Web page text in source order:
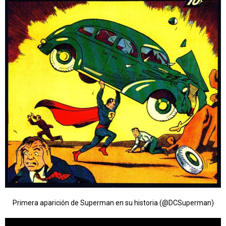
Primera aparición de Superman en su historia (@DCSuperman)